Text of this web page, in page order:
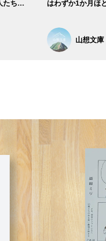
たち…
はわずか1か月ほ
山想文庫